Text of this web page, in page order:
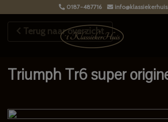
0187-487716
Terug naar overzicht
Triumph Tr6 super